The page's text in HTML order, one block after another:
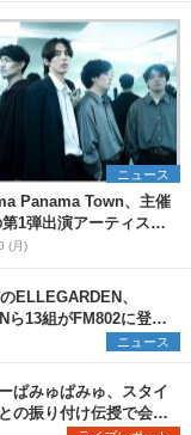
ニュース
Panama Town、主催
1弾出演アーティスト
ズボーン、夜の本気ダ
発表 「plus∈you」の
に
(月)
ELLEGARDEN、
13組がFM802に登
身の1曲”をセレクト
ニュース
ぱみゅぱみゅ、スタイ
の振り付け伝授で会場